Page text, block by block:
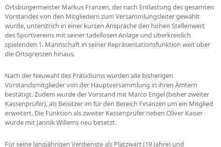
Ortsbürgermeister Markus Franzen, der nach Entlastung des gesamten
Vorstandes von den Mitgliedern zum Versammlungsleiter gewählt
wurde, unterstrich in einer kurzen Ansprache den hohen Stellenwert
des Sportvereins mit seiner tadellosen Anlage und überkreislich
spielenden 1. Mannschaft in seiner Repräsentationsfunktion weit über
die Ortsgrenzen hinaus.
Nach der Neuwahl des Präsidiums wurden alle bisherigen
Vorstandsmitglieder von der Hauptversammlung in ihren Ämtern
bestätigt. Zudem wurde der Vorstand mit Marco Engel (bisher zweiter
Kassenprüfer), als Beisitzer im für den Bereich Finanzen um ein Mitglied
erweitert. Die Funktion als zweiter Kassenprüfer neben Oliver Kaiser
wurde mit Jannik Willems neu besetzt.
Für seine langjährigen Verdienste als Platzwart (19 Jahre) und